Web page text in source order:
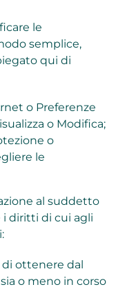
le
semplice,
qui di
o Preferenze
o Modifica;
o
le
al suddetto
diritti di cui agli
ottenere dal
o meno in corso